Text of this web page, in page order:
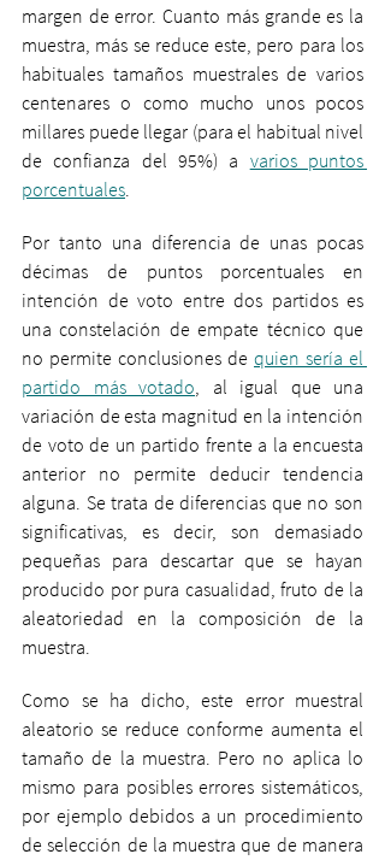
margen de error. Cuanto más grande es la
muestra, más se reduce este, pero para los
habituales tamaños muestrales de varios
centenares o como mucho unos pocos
millares puede llegar (para el habitual nivel
de confianza del 95%) a varios puntos
porcentuales.
Por tanto una diferencia de unas pocas
décimas de puntos porcentuales en
intención de voto entre dos partidos es
una constelación de empate técnico que
no permite conclusiones de quien sería el
partido más votado, al igual que una
variación de esta magnitud en la intención
de voto de un partido frente a la encuesta
anterior no permite deducir tendencia
alguna. Se trata de diferencias que no son
significativas, es decir, son demasiado
pequeñas para descartar que se hayan
producido por pura casualidad, fruto de la
aleatoriedad en la composición de la
muestra.
Como se ha dicho, este error muestral
aleatorio se reduce conforme aumenta el
tamaño de la muestra. Pero no aplica lo
mismo para posibles errores sistemáticos,
por ejemplo debidos a un procedimiento
de selección de la muestra que de manera